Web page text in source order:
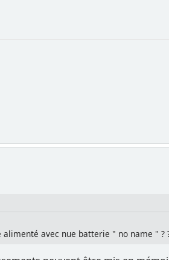
avec nue batterie " no name " ?